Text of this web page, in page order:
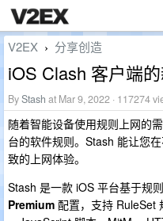
V2EX › 分享创造
iOS Clash 客户端
ByStash at Mar 9, 2022 · 117274
随着智能设备使用规则上网的
台的软件规则。Stash 能让您
致的上网体验。
Stash 是一款 iOS 平台基于规
Premium 配置，支持 RuleSet